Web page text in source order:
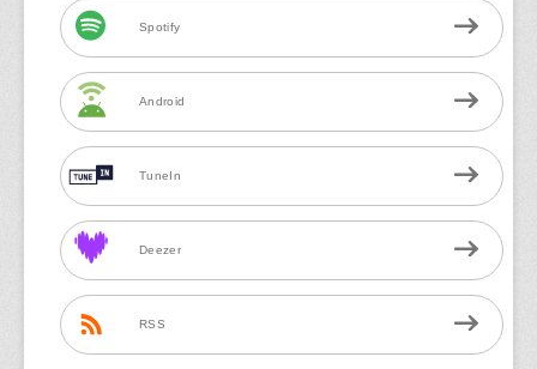
Spotify
Android
TuneIn
Deezer
RSS